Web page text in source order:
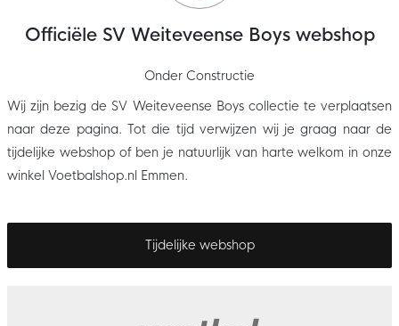
Officiële SV Weiteveense Boys webshop
Onder Constructie
Wij zijn bezig de SV Weiteveense Boys collectie te verplaatsen
naar deze pagina. Tot die tijd verwijzen wij je graag naar de
tijdelijke webshop of ben je natuurlijk van harte welkom in onze
winkel Voetbalshop.nl Emmen.
Tijdelijke webshop